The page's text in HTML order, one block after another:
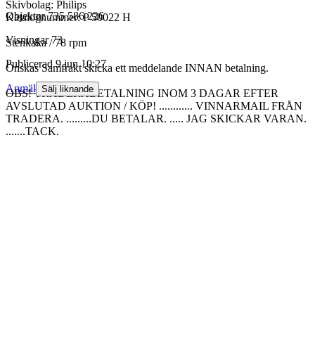
Skivbolag: Philips
Katalognummer: P 50022 H
Stenkaka / 78 rpm
Önskas Samfrakt skicka ett meddelande INNAN betalning.
OBS! TRADERABETALNING INOM 3 DAGAR EFTER
AVSLUTAD AUKTION / KÖP! ............ VINNARMAIL FRÅN
TRADERA. .........DU BETALAR. ..... JAG SKICKAR VARAN.
.......TACK.
Objektnr 735 586 226
Visningar 73
Publicerad 9 jun 10:27
Anmäl Sälj liknande